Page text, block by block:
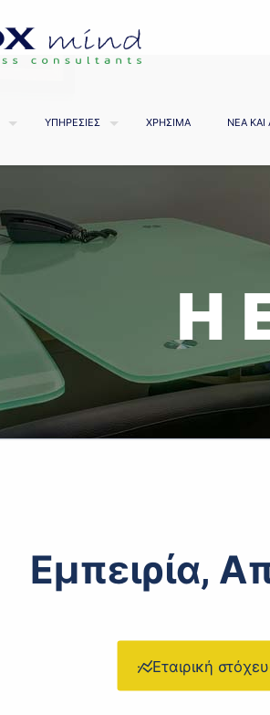
ΥΠΗΡΕΣΙΕΣ ΧΡΗΣΙΜΑ ΝΕΑ ΚΑΙ
Η
Εμπειρία,
Εταιρική